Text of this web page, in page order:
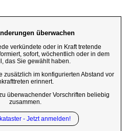
überwachen
verkündete oder in Kraft tretende
sofort, wöchentlich oder in dem
das Sie gewählt haben.
zusätzlich im konfigurierten Abstand vor
erinnert.
überwachender Vorschriften beliebig
zusammen.
- Jetzt anmelden!